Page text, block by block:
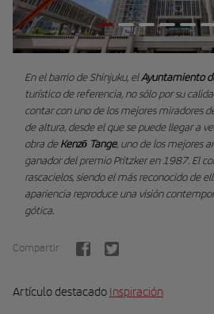
En el barrio de Shinjuku, elAyuntamiento
turístico de referencia, no sólo por su
contar con uno de los mejores miradores
de altura, desde el que se puede llegar a
obra deKenzō Tange, uno de los mejores
ganador del premio Pritzker en 1987. El
rascacielos, siendo el más reconocido de
apariencia reproduce una visión
gótica.
Compartir
Artículo destacado Inspiración